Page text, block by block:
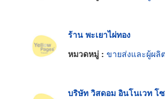
ร้าน พะเยาไผ่ทอง
หมวดหมู่ : ขายส่งและผู้ผ
บริษัท วิสดอม อินโนเวท โ